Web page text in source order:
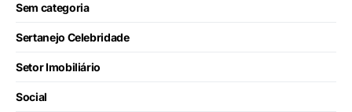
Sem categoria
Sertanejo Celebridade
Setor Imobiliário
Social